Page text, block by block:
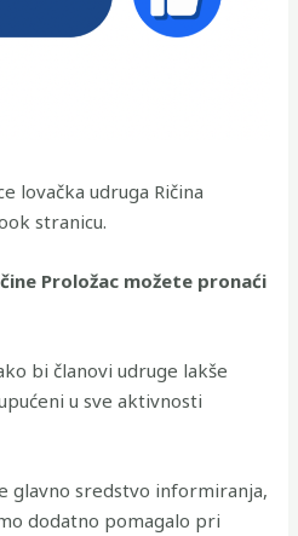
lovačka udruga Ričina
stranicu.
Proložac možete pronaći
bi članovi udruge lakše
u sve aktivnosti
glavno sredstvo informiranja,
dodatno pomagalo pri